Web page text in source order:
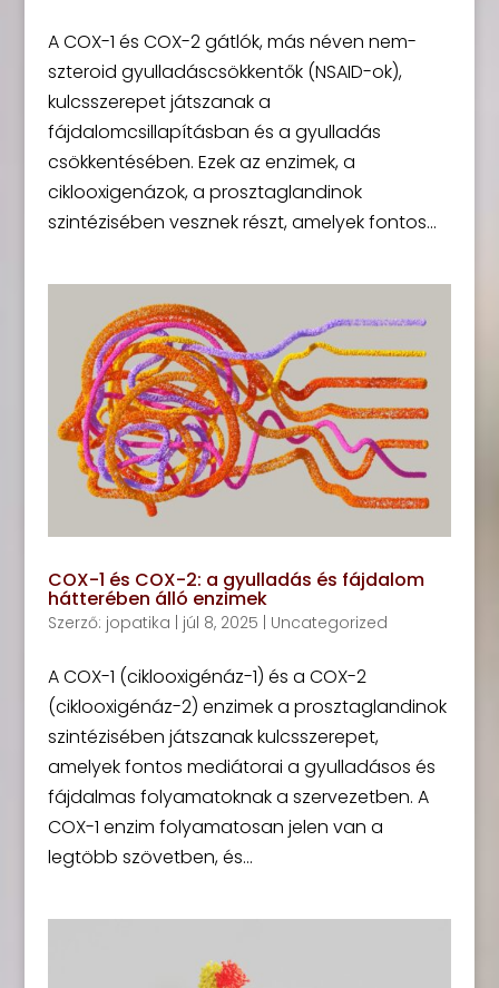
A COX-1 és COX-2 gátlók, más néven nem-
szteroid gyulladáscsökkentők (NSAID-ok),
kulcsszerepet játszanak a
fájdalomcsillapításban és a gyulladás
csökkentésében. Ezek az enzimek, a
ciklooxigenázok, a prosztaglandinok
szintézisében vesznek részt, amelyek fontos...
COX-1 és COX-2: a gyulladás és fájdalom
hátterében álló enzimek
Szerző: jopatika júl 8, 2025 Uncategorized
A COX-1 (ciklooxigénáz-1) és a COX-2
(ciklooxigénáz-2) enzimek a prosztaglandinok
szintézisében játszanak kulcsszerepet,
amelyek fontos mediátorai a gyulladásos és
fájdalmas folyamatoknak a szervezetben. A
COX-1 enzim folyamatosan jelen van a
legtöbb szövetben, és...